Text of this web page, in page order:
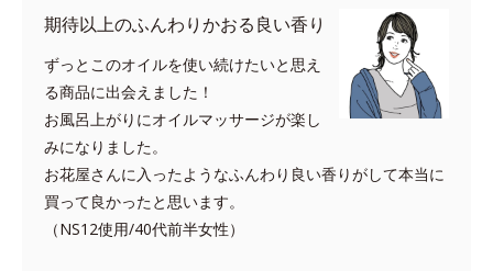
期待以上のふんわりかおる良い香り
ずっとこのオイルを使い続けたいと思え
る商品に出会えました！
お風呂上がりにオイルマッサージが楽し
みになりました。
お花屋さんに入ったようなふんわり良い香りがして本当に
買って良かったと思います。
（NS12使用/40代前半女性）